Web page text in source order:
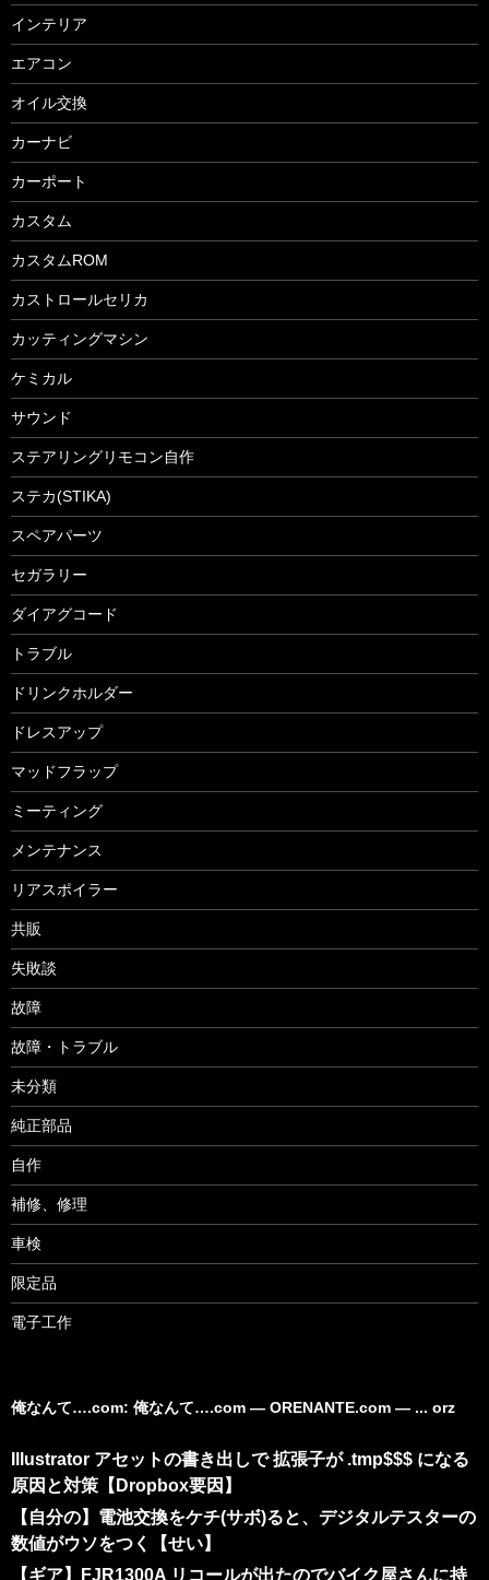
インテリア
エアコン
オイル交換
カーナビ
カーポート
カスタム
カスタムROM
カストロールセリカ
カッティングマシン
ケミカル
サウンド
ステアリングリモコン自作
ステカ(STIKA)
スペアパーツ
セガラリー
ダイアグコード
トラブル
ドリンクホルダー
ドレスアップ
マッドフラップ
ミーティング
メンテナンス
リアスポイラー
共販
失敗談
故障
故障・トラブル
未分類
純正部品
自作
補修、修理
車検
限定品
電子工作
俺なんて….com: 俺なんて….com ― ORENANTE.com ― ... orz
Illustrator アセットの書き出しで 拡張子が .tmp$$$ になる
原因と対策【Dropbox要因】
【自分の】電池交換をケチ(サボ)ると、デジタルテスターの
数値がウソをつく【せい】
【ギア】FJR1300A リコールが出たのでバイク屋さんに持